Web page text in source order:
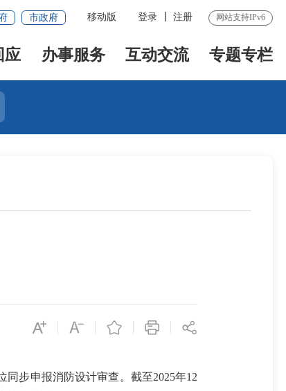
市政府 移动版 登录 注册 网站支持IPv6
应 办事服务 互动交流 专题专栏
步申报消防设计审查。截至2025年12